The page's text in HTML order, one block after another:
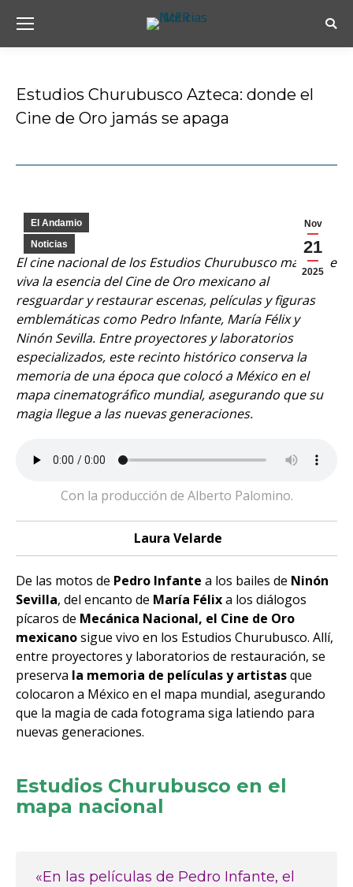
Estudios Churubusco Azteca: donde el
Cine de Oro jamás se apaga
Nov
21
2025
El Andamio
Noticias
El cine nacional de los Estudios Churubusco mantiene
viva la esencia del Cine de Oro mexicano al
resguardar y restaurar escenas, películas y figuras
emblemáticas como Pedro Infante, María Félix y
Ninón Sevilla. Entre proyectores y laboratorios
especializados, este recinto histórico conserva la
memoria de una época que colocó a México en el
mapa cinematográfico mundial, asegurando que su
magia llegue a las nuevas generaciones.
Con la producción de Alberto Palomino.
Laura Velarde
De las motos de Pedro Infante a los bailes de Ninón
Sevilla, del encanto de María Félixa los diálogos
pícaros de Mecánica Nacional, el Cine de Oro
mexicanosigue vivo en los Estudios Churubusco. Allí,
entre proyectores y laboratorios de restauración, se
preserva la memoria de películas y artistasque
colocaron a México en el mapa mundial, asegurando
que la magia de cada fotograma siga latiendo para
nuevas generaciones.
Estudios Churubusco en el
mapa nacional
«En las películas de Pedro Infante, el